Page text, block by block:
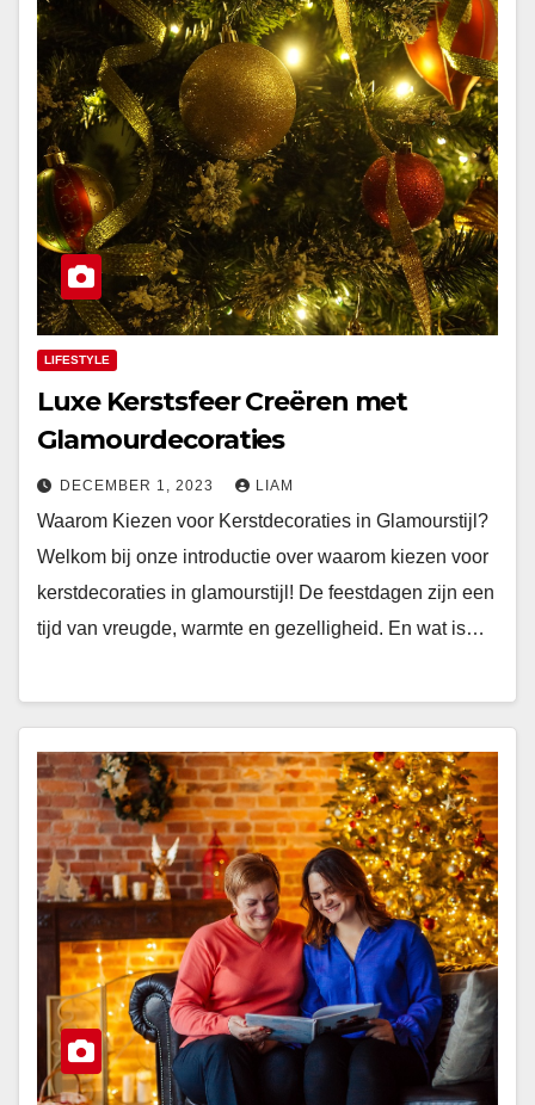
LIFESTYLE
Luxe Kerstsfeer Creëren met
Glamourdecoraties
DECEMBER 1, 2023 LIAM
Waarom Kiezen voor Kerstdecoraties in Glamourstijl?
Welkom bij onze introductie over waarom kiezen voor
kerstdecoraties in glamourstijl! De feestdagen zijn een
tijd van vreugde, warmte en gezelligheid. En wat is…